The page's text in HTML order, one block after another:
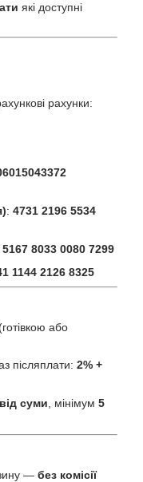
які доступні
рахунки:
: 4731 2196 5534
5167 8033 0080 7299
1144 2126 8325
або
післяплати: 2% +
суми, мінімум 5
— без комісії